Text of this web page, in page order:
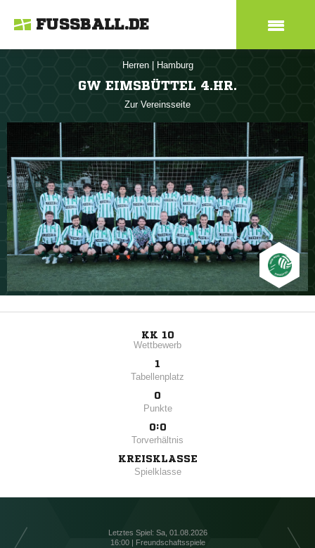
FUSSBALL.DE
Herren Hamburg
GW EIMSBÜTTEL 4.HR.
Zur Vereinsseite
KK 10
Wettbewerb
1
Tabellenplatz
0
Punkte
0:0
Torverhältnis
KREISKLASSE
Spielklasse
Letztes Spiel: Sa, 01.08.2026
16:00 | Freundschaftsspiele